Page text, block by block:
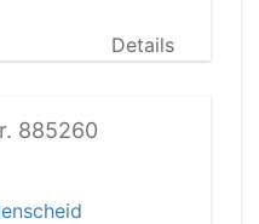
Details
885260